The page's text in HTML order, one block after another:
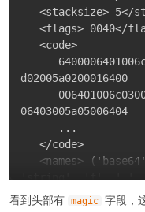
d02005a0200016400
06403005a05006404
mes>
看到头部有 magic 字段，